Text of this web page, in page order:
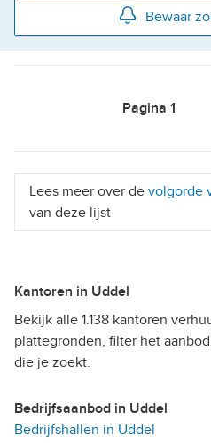
Bewaar
Pagina 1
Lees meer over de volgorde
van deze lijst
Kantoren in Uddel
Bekijk alle 1.138 kantoren
plattegronden, filter het
die je zoekt.
Bedrijfsaanbod in Uddel
Bedrijfshallen in Uddel